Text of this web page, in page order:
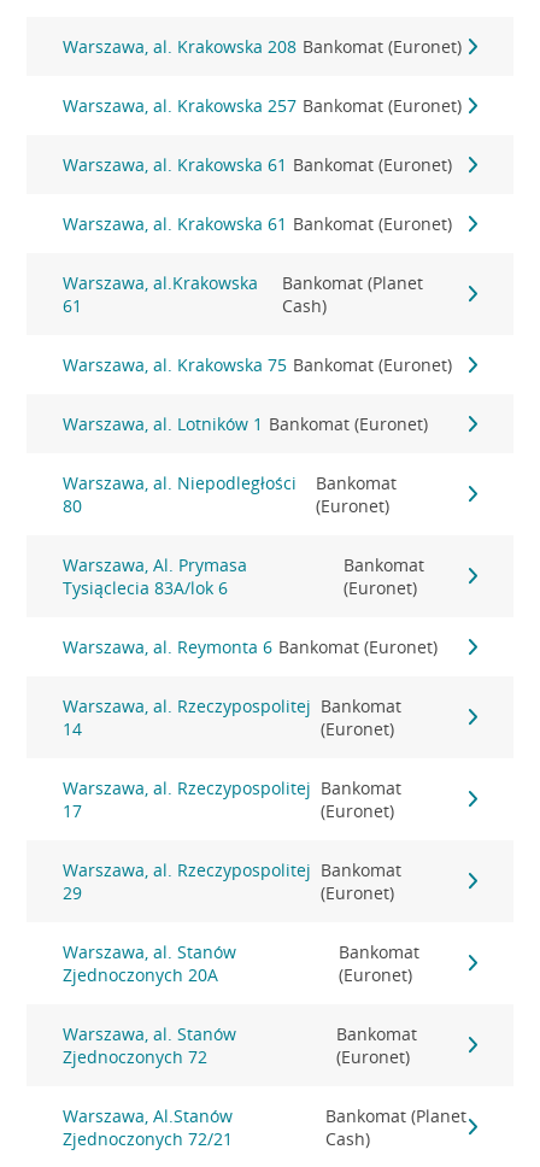
Warszawa, al. Krakowska 208 Bankomat (Euronet)
Warszawa, al. Krakowska 257 Bankomat (Euronet)
Warszawa, al. Krakowska 61 Bankomat (Euronet)
Warszawa, al. Krakowska 61 Bankomat (Euronet)
Warszawa, al.Krakowska
61
Bankomat (Planet
Cash)
Warszawa, al. Krakowska 75 Bankomat (Euronet)
Warszawa, al. Lotników 1 Bankomat (Euronet)
Warszawa, al. Niepodległości
80
Bankomat
(Euronet)
Warszawa, Al. Prymasa
Tysiąclecia 83A/lok 6
Bankomat
(Euronet)
Warszawa, al. Reymonta 6 Bankomat (Euronet)
Warszawa, al. Rzeczypospolitej
14
Bankomat
(Euronet)
Warszawa, al. Rzeczypospolitej
17
Bankomat
(Euronet)
Warszawa, al. Rzeczypospolitej
29
Bankomat
(Euronet)
Warszawa, al. Stanów
Zjednoczonych 20A
Bankomat
(Euronet)
Warszawa, al. Stanów
Zjednoczonych 72
Bankomat
(Euronet)
Warszawa, Al.Stanów
Zjednoczonych 72/21
Bankomat (Planet
Cash)